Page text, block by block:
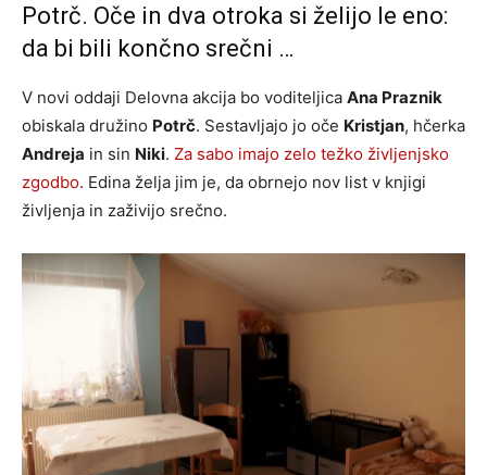
Potrč. Oče in dva otroka si želijo le eno:
da bi bili končno srečni …
V novi oddaji Delovna akcija bo voditeljica Ana Praznik
obiskala družino Potrč. Sestavljajo jo oče Kristjan, hčerka
Andreja in sin Niki. Za sabo imajo zelo težko življenjsko
zgodbo. Edina želja jim je, da obrnejo nov list v knjigi
življenja in zaživijo srečno.